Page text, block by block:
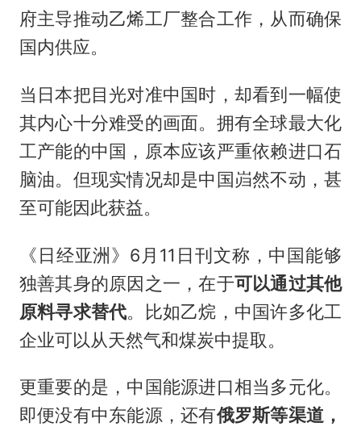
府主导推动乙烯工厂整合工作，从而确保
国内供应。
当日本把目光对准中国时，却看到一幅使
其内心十分难受的画面。拥有全球最大化
工产能的中国，原本应该严重依赖进口石
脑油。但现实情况却是中国岿然不动，甚
至可能因此获益。
《日经亚洲》6月11日刊文称，中国能够
独善其身的原因之一，在于可以通过其他
原料寻求替代。比如乙烷，中国许多化工
企业可以从天然气和煤炭中提取。
更重要的是，中国能源进口相当多元化。
即便没有中东能源，还有俄罗斯等渠道，